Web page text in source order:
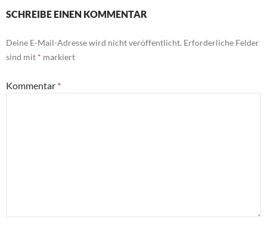
SCHREIBE EINEN KOMMENTAR
Deine E-Mail-Adresse wird nicht veröffentlicht. Erforderliche Felder
sind mit * markiert
Kommentar *